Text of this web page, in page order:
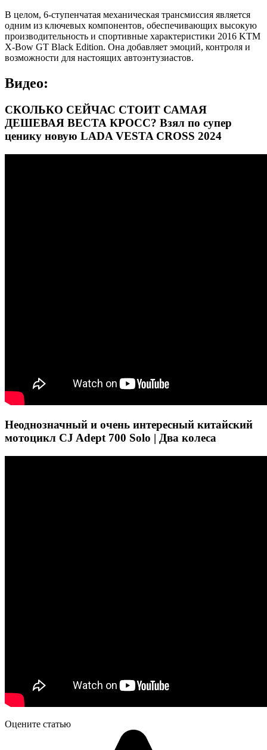
В целом, 6-ступенчатая механическая трансмиссия является
одним из ключевых компонентов, обеспечивающих высокую
производительность и спортивные характеристики 2016 KTM
X-Bow GT Black Edition. Она добавляет эмоций, контроля и
возможности для настоящих автоэнтузиастов.
Видео:
СКОЛЬКО СЕЙЧАС СТОИТ САМАЯ
ДЕШЕВАЯ ВЕСТА КРОСС? Взял по супер
ценику новую LADA VESTA CROSS 2024
Неоднозначный и очень интересный китайский
мотоцикл CJ Adept 700 Solo | Два колеса
Оцените статью